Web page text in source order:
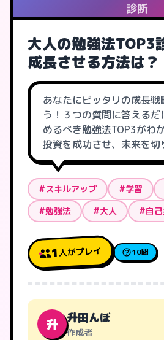
診断
大人の勉強法TOP3
成長させる方法は？
あなたにピッタリの成長戦
う！３つの質問に答える
めるべき勉強法TOP3がわ
投資を成功させ、未来を切
#スキルアップ #学習
#勉強法
#大人 #自己
1人がプレイ 10問
升 升田んぼ
作成者